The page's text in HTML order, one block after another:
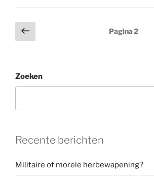
Berichten
paginering
Vorige
pagina
Pagina2
Zoeken
Recente berichten
Militaire of morele herbewapening?